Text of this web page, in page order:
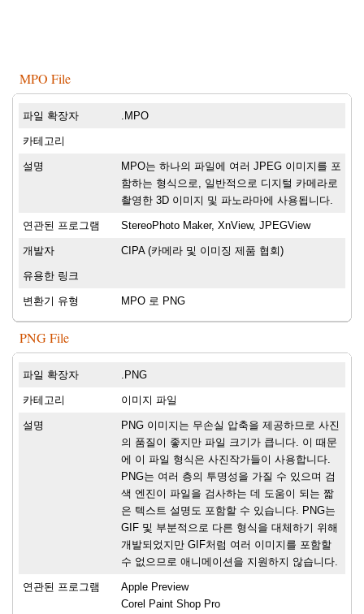
MPO File
파일 확장자 .MPO
카테고리
설명
MPO는 하나의 파일에 여러 JPEG 이미지를 포
함하는 형식으로, 일반적으로 디지털 카메라로
촬영한 3D 이미지 및 파노라마에 사용됩니다.
연관된 프로그램 StereoPhoto Maker, XnView, JPEGView
개발자 CIPA (카메라 및 이미징 제품 협회)
유용한 링크
변환기 유형 MPO 로 PNG
PNG File
파일 확장자 .PNG
카테고리 이미지 파일
설명
PNG 이미지는 무손실 압축을 제공하므로 사진
의 품질이 좋지만 파일 크기가 큽니다. 이 때문
에 이 파일 형식은 사진작가들이 사용합니다.
PNG는 여러 층의 투명성을 가질 수 있으며 검
색 엔진이 파일을 검사하는 데 도움이 되는 짧
은 텍스트 설명도 포함할 수 있습니다. PNG는
GIF 및 부분적으로 다른 형식을 대체하기 위해
개발되었지만 GIF처럼 여러 이미지를 포함할
수 없으므로 애니메이션을 지원하지 않습니다.
연관된 프로그램
Apple Preview
Corel Paint Shop Pro